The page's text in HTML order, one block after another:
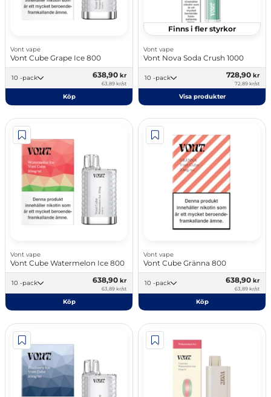
Vont vape
Vont Cube Grape Ice 800
10 -pack 638,90 kr
63,89 kr/st
Köp
Finns i fler styrkor
Vont vape
Vont Nova Soda Crush 1000
10 -pack 728,90 kr
72,89 kr/st
Visa produkter
Vont vape
Vont Cube Watermelon Ice 800
10 -pack 638,90 kr
63,89 kr/st
Köp
Vont vape
Vont Cube Gränna 800
10 -pack 638,90 kr
63,89 kr/st
Köp